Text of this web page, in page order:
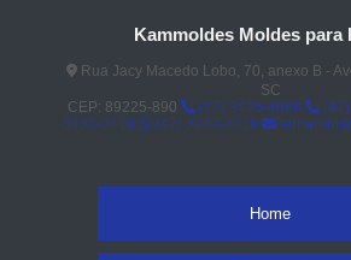
Kammoldes Moldes para
Rua Jacy Macedo Lobo, 70, anexo B -
SC
CEP: 89225-890
(47) 3425-4098
3437-2419
(47) 3437-2419
Home